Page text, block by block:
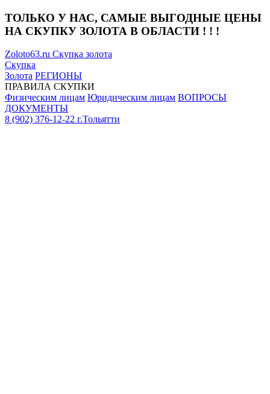
ТОЛЬКО У НАС, САМЫЕ ВЫГОДНЫЕ ЦЕНЫ
НА СКУПКУ ЗОЛОТА В ОБЛАСТИ ! ! !
Zoloto63.ru Скупка золота
Скупка
Золота РЕГИОНЫ
ПРАВИЛА СКУПКИ
Физическим лицам Юридическим лицам ВОПРОСЫ
ДОКУМЕНТЫ
8 (902) 376-12-22 г.Тольятти